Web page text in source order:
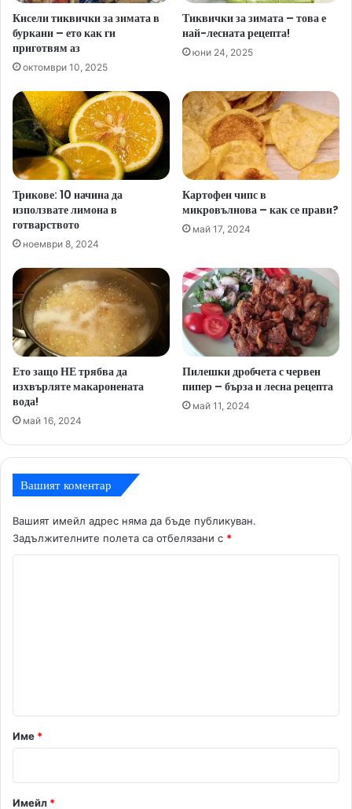
Кисели тиквички за зимата в
буркани – ето как ги
приготвям аз
октомври 10, 2025
Тиквички за зимата – това е
най-лесната рецепта!
юни 24, 2025
Трикове: 10 начина да
използвате лимона в
готварството
ноември 8, 2024
Картофен чипс в
микровълнова – как се прави?
май 17, 2024
Ето защо НЕ трябва да
изхвърляте макаронената
вода!
май 16, 2024
Пилешки дробчета с червен
пипер – бърза и лесна рецепта
май 11, 2024
Вашият коментар
Вашият имейл адрес няма да бъде публикуван.
Задължителните полета са отбелязани с *
р
:
*
Име *
Имейл *